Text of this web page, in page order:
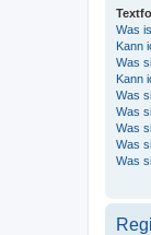
Was
Kann
Was
Kann
Was
Was
Was
Was
Was